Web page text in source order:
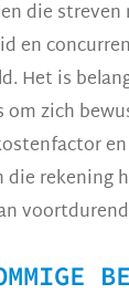
die streven
en
Het is
zich
rekening